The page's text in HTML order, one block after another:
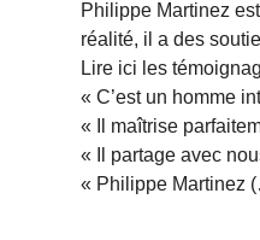
Philippe Martinez
réalité, il a des
Lire ici les
« C’est un homme
« Il maîtrise
« Il partage avec
« Philippe Martinez